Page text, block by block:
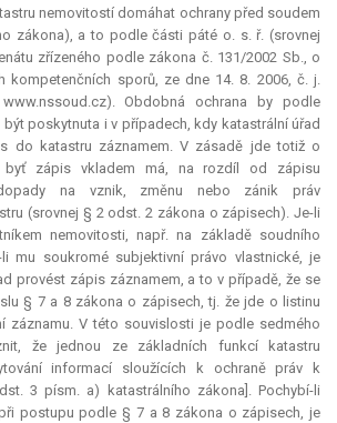
nemovitostí domáhat ochrany před soudem
zákona), a to podle části páté o. s. ř. (srovnej
zřízeného podle zákona č. 131/2002 Sb., o
kompetenčních sporů, ze dne 14. 8. 2006, č. j.
Obdobná ochrana by podle
poskytnuta i v případech, kdy katastrální úřad
do katastru záznamem. V zásadě jde totiž o
byť zápis vkladem má, na rozdíl od zápisu
na vznik, změnu nebo zánik práv
(srovnej § 2 odst. 2 zákona o zápisech). Je-li
nemovitosti, např. na základě soudního
mu soukromé subjektivní právo vlastnické, je
provést zápis záznamem, a to v případě, že se
§ 7 a 8 zákona o zápisech, tj. že jde o listinu
záznamu. V této souvislosti je podle sedmého
že jednou ze základních funkcí katastru
informací sloužících k ochraně práv k
3 písm. a) katastrálního zákona]. Pochybí-li
postupu podle § 7 a 8 zákona o zápisech, je